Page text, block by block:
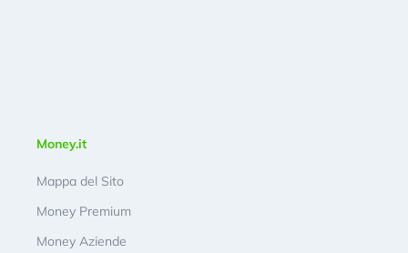
Money.it
Mappa del Sito
Money Premium
Money Aziende